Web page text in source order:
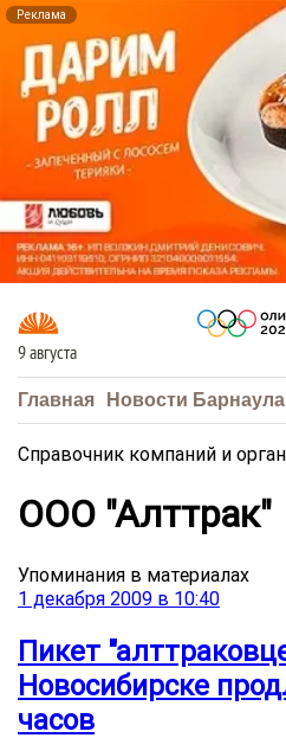
Реклама
9 августа
Главная Новости Барнаула
Справочник компаний и
ООО "Алттрак"
Упоминания в материалах
1 декабря 2009 в 10:40
Пикет
Новосибирске
часов